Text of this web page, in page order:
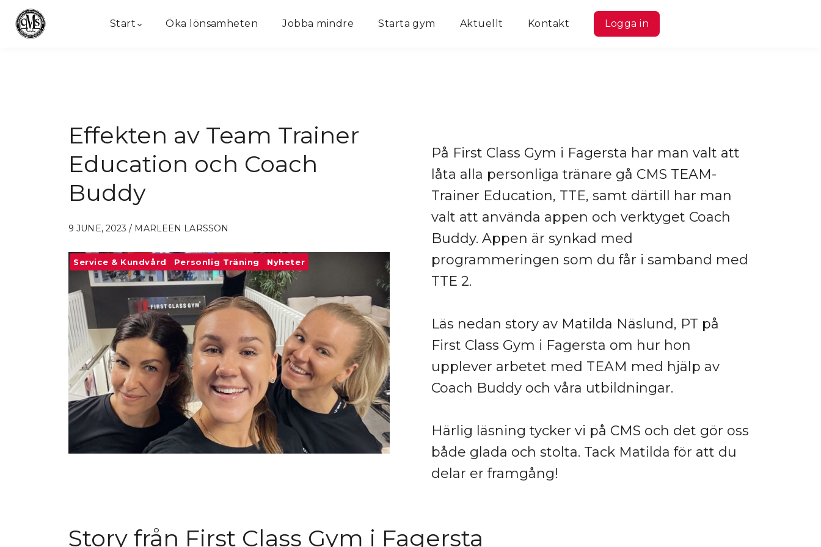
Start Öka lönsamheten Jobba mindre Starta gym Aktuellt Kontakt Logga in
Effekten av Team Trainer
Education och Coach
Buddy
9 JUNE, 2023 / MARLEEN LARSSON
Service & Kundvård Personlig Träning Nyheter
På First Class Gym i Fagersta har man valt att
låta alla personliga tränare gå CMS TEAM-
Trainer Education, TTE, samt därtill har man
valt att använda appen och verktyget Coach
Buddy. Appen är synkad med
programmeringen som du får i samband med
TTE 2.
Läs nedan story av Matilda Näslund, PT på
First Class Gym i Fagersta om hur hon
upplever arbetet med TEAM med hjälp av
Coach Buddy och våra utbildningar.
Härlig läsning tycker vi på CMS och det gör oss
både glada och stolta. Tack Matilda för att du
delar er framgång!
Story från First Class Gym i Fagersta